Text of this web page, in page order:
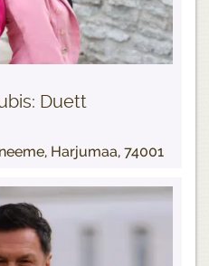
Duett
Harjumaa, 74001